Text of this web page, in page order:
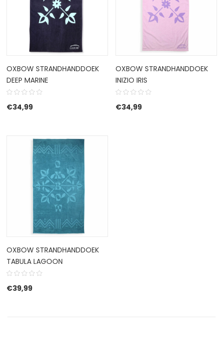
OXBOW STRANDHANDDOEK
DEEP MARINE
€34,99
OXBOW STRANDHANDDOEK
INIZIO IRIS
€34,99
OXBOW STRANDHANDDOEK
TABULA LAGOON
€39,99